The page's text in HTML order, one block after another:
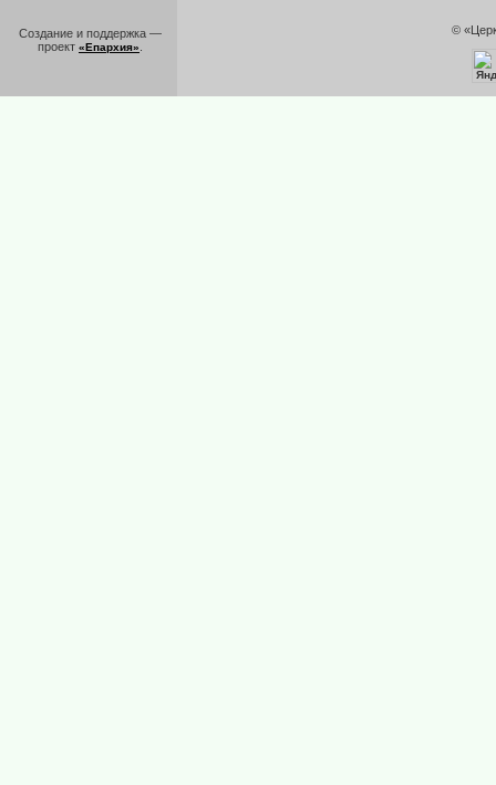
Создание и поддержка —
проект «Епархия»
©